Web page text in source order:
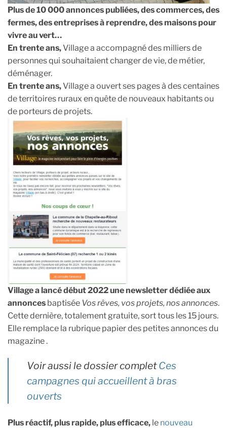
Plus de 10 000 annonces publiées,des commerces, des
fermes, des entreprises à reprendre, des maisons pour
vivre au vert…
En trente ans,Village a accompagné des milliers de
personnes qui souhaitaient changer de vie, de métier,
déménager.
En trente ans,Village a ouvert ses pages à des centaines
de territoires ruraux en quête de nouveaux habitants ou
de porteurs de projets.
Village a lancé début 2022 une newsletter dédiée aux
annonces baptisée Vos rêves, vos projets, nos annonces.
Cette dernière, totalement gratuite, sort tous les 15 jours.
Elle remplace la rubrique papier des petites annonces du
magazine .
Voir aussi le dossier completCes
campagnes qui accueillent à bras
ouverts
Plus réactif, plus rapide, plus efficace, le nouveau